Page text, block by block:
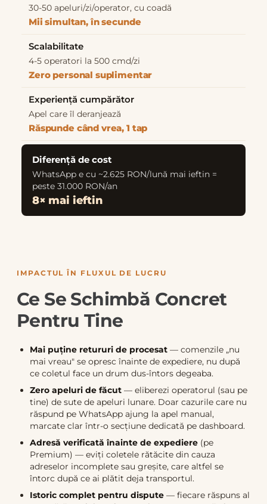
30-50 apeluri/zi/operator, cu coadă
Mii simultan, în secunde
Scalabilitate
4-5 operatori la 500 cmd/zi
Zero personal suplimentar
Experiență cumpărător
Apel care îl deranjează
Răspunde când vrea, 1 tap
Diferență de cost
WhatsApp e cu ~2.625 RON/lună mai ieftin =
peste 31.000 RON/an
8× mai ieftin
IMPACTUL ÎN FLUXUL DE LUCRU
Ce Se Schimbă Concret
Pentru Tine
Mai puține retururi de procesat — comenzile „nu
mai vreau" se opresc înainte de expediere, nu după
ce coletul face un drum dus-întors degeaba.
Zero apeluri de făcut — eliberezi operatorul (sau pe
tine) de sute de apeluri lunare. Doar cazurile care nu
răspund pe WhatsApp ajung la apel manual,
marcate clar într-o secțiune dedicată pe dashboard.
Adresă verificată înainte de expediere (pe
Premium) — eviți coletele rătăcite din cauza
adreselor incomplete sau greșite, care altfel se
întorc după ce ai plătit deja transportul.
Istoric complet pentru dispute — fiecare răspuns al